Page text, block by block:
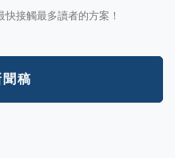
接觸最多讀者的方案！
稿